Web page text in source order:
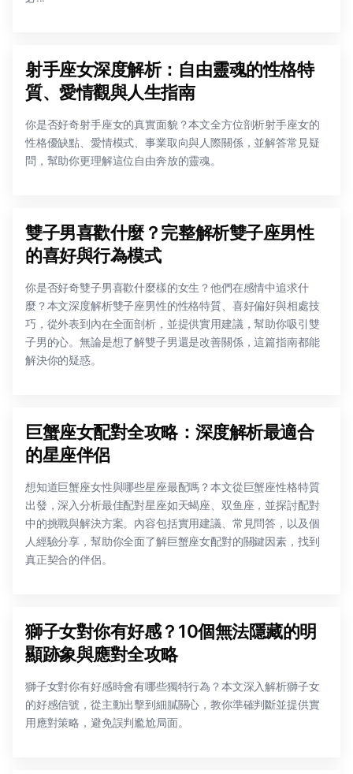
射手座女深度解析：自由靈魂的性格特
質、愛情觀與人生指南
你是否好奇射手座女的真實面貌？本文全方位剖析射手座女的
性格優缺點、愛情模式、事業取向與人際關係，並解答常見疑
問，幫助你更理解這位自由奔放的靈魂。
雙子男喜歡什麼？完整解析雙子座男性
的喜好與行為模式
你是否好奇雙子男喜歡什麼樣的女生？他們在感情中追求什
麼？本文深度解析雙子座男性的性格特質、喜好偏好與相處技
巧，從外表到內在全面剖析，並提供實用建議，幫助你吸引雙
子男的心。無論是想了解雙子男還是改善關係，這篇指南都能
解決你的疑惑。
巨蟹座女配對全攻略：深度解析最適合
的星座伴侶
想知道巨蟹座女性與哪些星座最配嗎？本文從巨蟹座性格特質
出發，深入分析最佳配對星座如天蝎座、双鱼座，並探討配對
中的挑戰與解決方案。內容包括實用建議、常見問答，以及個
人經驗分享，幫助你全面了解巨蟹座女配對的關鍵因素，找到
真正契合的伴侶。
獅子女對你有好感？10個無法隱藏的明
顯跡象與應對全攻略
獅子女對你有好感時會有哪些獨特行為？本文深入解析獅子女
的好感信號，從主動出擊到細膩關心，教你準確判斷並提供實
用應對策略，避免誤判尷尬局面。